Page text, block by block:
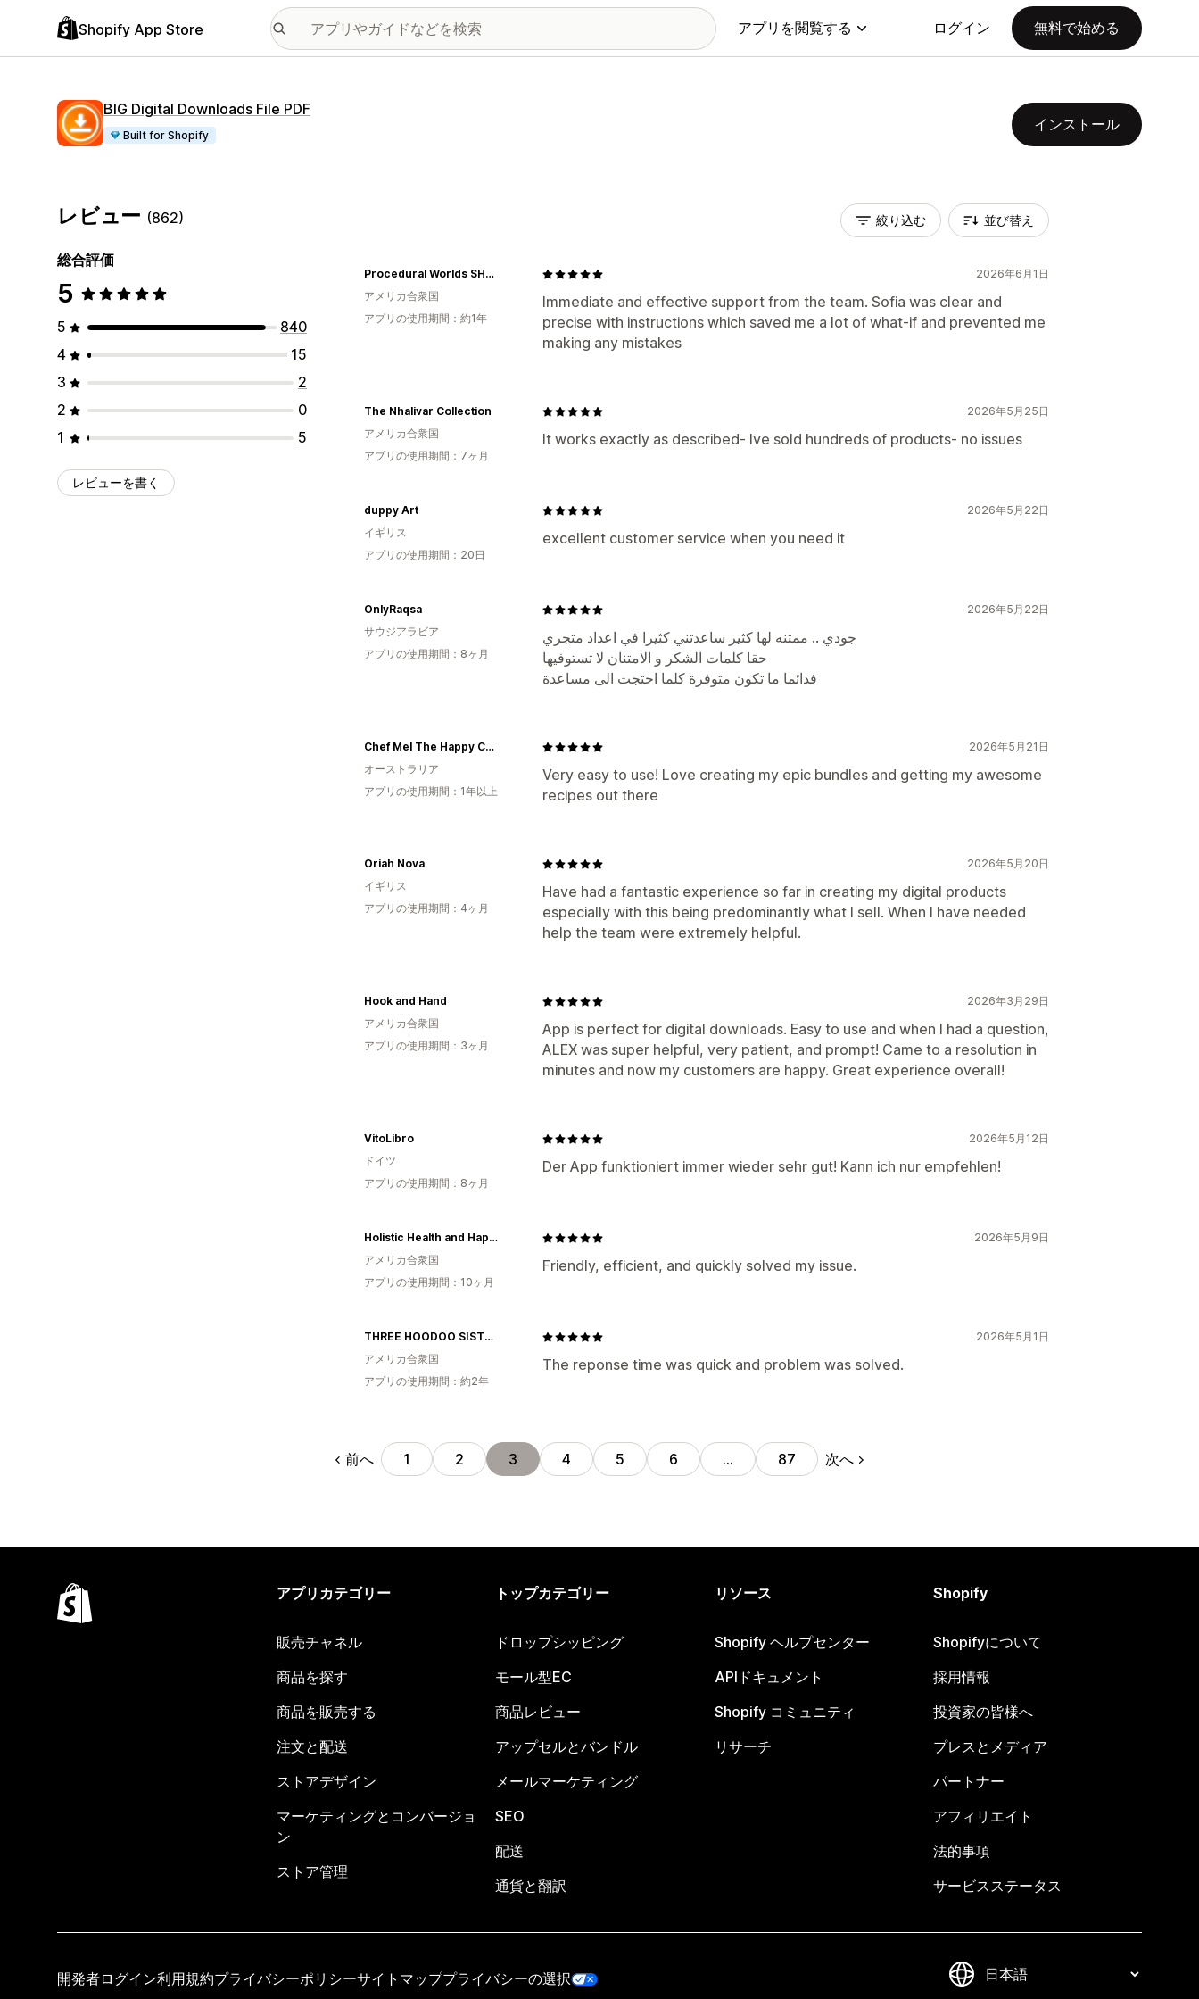
Shopify App Store アプリを閲覧する ログイン 無料で始める
BIG Digital Downloads File PDF
Built for Shopify
インストール
レビュー (862)
総合評価
5
5
840
4
15
3
2
2
0
1
5
レビューを書く
絞り込む 並び替え
2026年6月1日
Immediate and effective support from the team. Sofia was clear and
precise with instructions which saved me a lot of what-if and prevented me
making any mistakes
Procedural Worlds SHOP
アメリカ合衆国
アプリの使用期間：約1年
2026年5月25日
It works exactly as described- Ive sold hundreds of products- no issues
The Nhalivar Collection
アメリカ合衆国
アプリの使用期間：7ヶ月
2026年5月22日
excellent customer service when you need it
duppy Art
イギリス
アプリの使用期間：20日
2026年5月22日
جودي .. ممتنه لها كثير ساعدتني كثيرا في اعداد متجري
حقا كلمات الشكر و الامتنان لا تستوفيها
فدائما ما تكون متوفرة كلما احتجت الى مساعدة
OnlyRaqsa
サウジアラビア
アプリの使用期間：8ヶ月
2026年5月21日
Very easy to use! Love creating my epic bundles and getting my awesome
recipes out there
Chef Mel The Happy Chef
オーストラリア
アプリの使用期間：1年以上
2026年5月20日
Have had a fantastic experience so far in creating my digital products
especially with this being predominantly what I sell. When I have needed
help the team were extremely helpful.
Oriah Nova
イギリス
アプリの使用期間：4ヶ月
2026年3月29日
App is perfect for digital downloads. Easy to use and when I had a question,
ALEX was super helpful, very patient, and prompt! Came to a resolution in
minutes and now my customers are happy. Great experience overall!
Hook and Hand
アメリカ合衆国
アプリの使用期間：3ヶ月
2026年5月12日
Der App funktioniert immer wieder sehr gut! Kann ich nur empfehlen!
VitoLibro
ドイツ
アプリの使用期間：8ヶ月
2026年5月9日
Friendly, efficient, and quickly solved my issue.
Holistic Health and Happiness
アメリカ合衆国
アプリの使用期間：10ヶ月
2026年5月1日
The reponse time was quick and problem was solved.
THREE HOODOO SISTERS
アメリカ合衆国
アプリの使用期間：約2年
前へ 1 2 3 4 5 6 … 87 次へ
アプリカテゴリー
販売チャネル
商品を探す
商品を販売する
注文と配送
ストアデザイン
マーケティングとコンバージョ
ン
ストア管理
トップカテゴリー
ドロップシッピング
モール型EC
商品レビュー
アップセルとバンドル
メールマーケティング
SEO
配送
通貨と翻訳
リソース
Shopify ヘルプセンター
APIドキュメント
Shopify コミュニティ
リサーチ
Shopify
Shopifyについて
採用情報
投資家の皆様へ
プレスとメディア
パートナー
アフィリエイト
法的事項
サービスステータス
開発者ログイン利用規約プライバシーポリシーサイトマッププライバシーの選択